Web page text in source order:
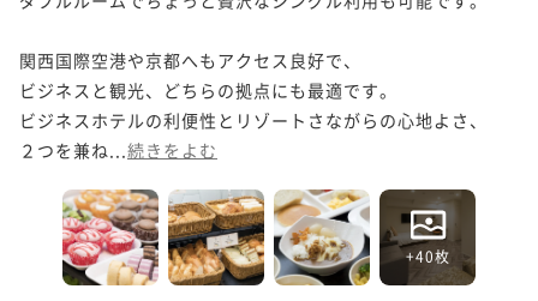
関西国際空港や京都へもアクセス良好で、
ビジネスと観光、どちらの拠点にも最適です。
ビジネスホテルの利便性とリゾートさながらの心地よさ、
２つを兼ね... 続きをよむ
+40枚